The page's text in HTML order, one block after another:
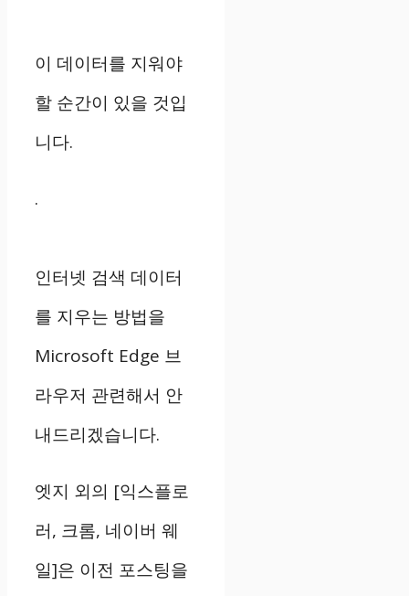
이 데이터를 지워야
할 순간이 있을 것입
니다.
.
인터넷 검색 데이터
를 지우는 방법을
Microsoft Edge 브
라우저 관련해서 안
내드리겠습니다.
엣지 외의 [익스플로
러, 크롬, 네이버 웨
일]은 이전 포스팅을